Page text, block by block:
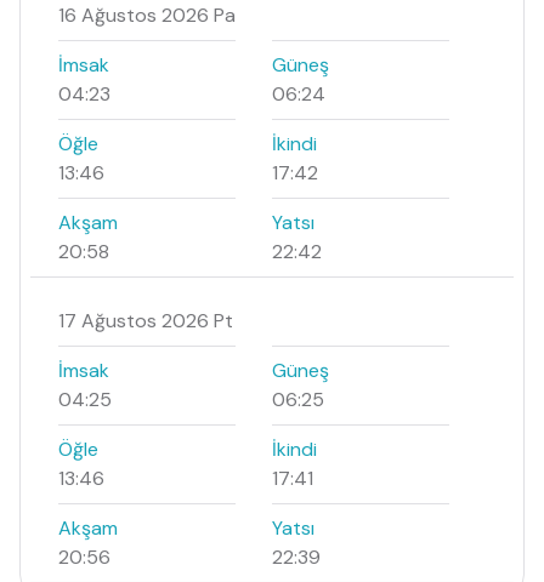
16 Ağustos 2026 Pa
İmsak
04:23
Güneş
06:24
Öğle
13:46
İkindi
17:42
Akşam
20:58
Yatsı
22:42
17 Ağustos 2026 Pt
İmsak
04:25
Güneş
06:25
Öğle
13:46
İkindi
17:41
Akşam
20:56
Yatsı
22:39